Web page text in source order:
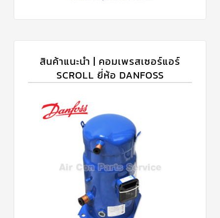
สินค้าแนะนำ | คอมเพรสเซอร์แอร์
SCROLL ยี่ห้อ DANFOSS